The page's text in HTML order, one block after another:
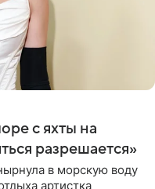
с яхты на
разрешается»
в морскую воду
артистка